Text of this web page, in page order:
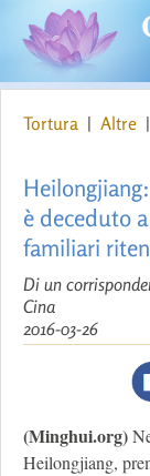
Tortura | Altre |
è deceduto
familiari
Di un
Cina
2016-03-26
(Minghui.org)
Heilongjiang,